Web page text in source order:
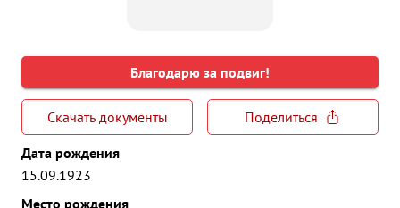
Благодарю за подвиг!
Скачать документы
Поделиться
Дата рождения
15.09.1923
Место рождения